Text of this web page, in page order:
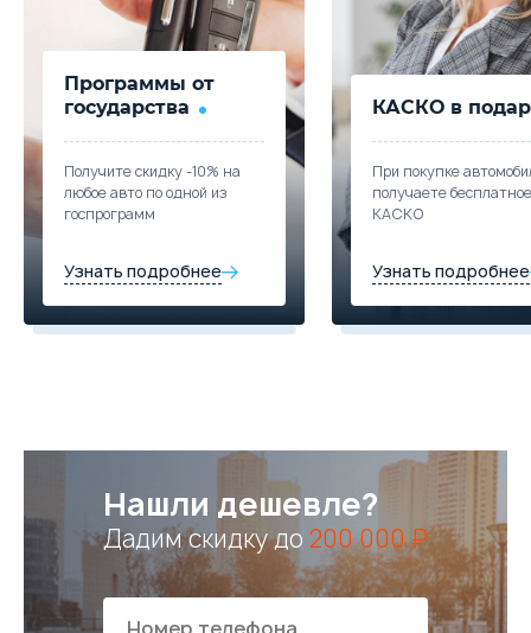
Программы от
государства
Получите скидку -10% на
любое авто по одной из
госпрограмм
Узнать подробнее
КАСКО в
При покупке
получаете бесплатное
КАСКО
Узнать подробнее
Нашли дешевле?
Дадим скидку до 200 000 ₽